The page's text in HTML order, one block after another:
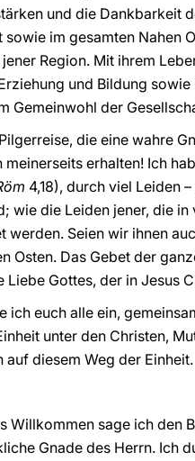
und die Dankbarkeit
sowie im gesamten Nahen
Region. Mit ihrem
und Bildung
Gemeinwohl der
die eine wahre
meinerseits erhalten! Ich
4,18), durch viel Leiden
wie die Leiden jener, die
werden. Seien wir ihnen
Osten. Das Gebet der
Liebe Gottes, der in Jesus
ich euch alle ein,
unter den Christen,
auf diesem Weg der Einheit.
Willkommen sage ich den
Gnade des Herrn. Ich